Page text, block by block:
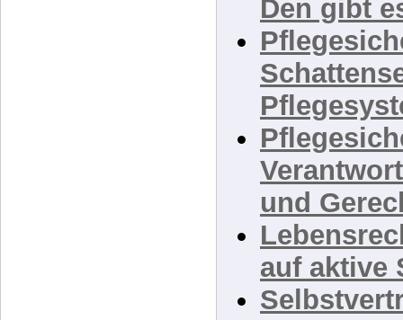
Den gibt
und
auf aktive